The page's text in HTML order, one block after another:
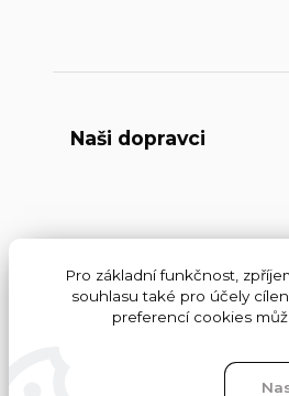
Naši dopravci
Pro základní funkčnost,
souhlasu také pro účely
preferencí cookies